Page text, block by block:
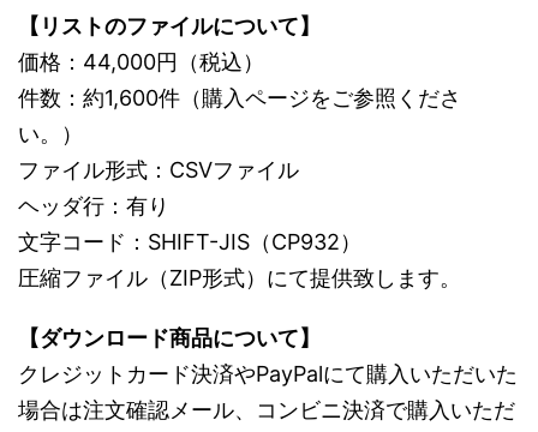
【リストのファイルについて】
価格：44,000円（税込）
件数：約1,600件（購入ページをご参照くださ
い。）
ファイル形式：CSVファイル
ヘッダ行：有り
文字コード：SHIFT-JIS（CP932）
圧縮ファイル（ZIP形式）にて提供致します。
【ダウンロード商品について】
クレジットカード決済やPayPalにて購入いただいた
場合は注文確認メール、コンビニ決済で購入いただ